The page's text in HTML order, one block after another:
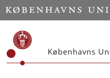
Københavns